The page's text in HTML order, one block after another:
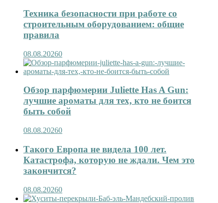
Техника безопасности при работе со
строительным оборудованием: общие
правила
08.08.20260
Обзор парфюмерии Juliette Has A Gun:
лучшие ароматы для тех, кто не боится
быть собой
08.08.20260
Такого Европа не видела 100 лет.
Катастрофа, которую не ждали. Чем это
закончится?
08.08.20260